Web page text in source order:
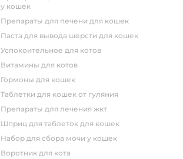
у кошек
препараты для печени для кошек
паста для вывода шерсти для кошек
успокоительное для котов
витамины для котов
гормоны для кошек
таблетки для кошек от гуляния
препараты для лечения жкт
шприц для таблеток для кошек
набор для сбора мочи у кошек
воротник для кота